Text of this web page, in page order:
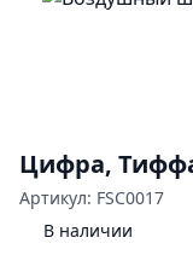
Цифра,
Артикул: FSC0017
В наличии